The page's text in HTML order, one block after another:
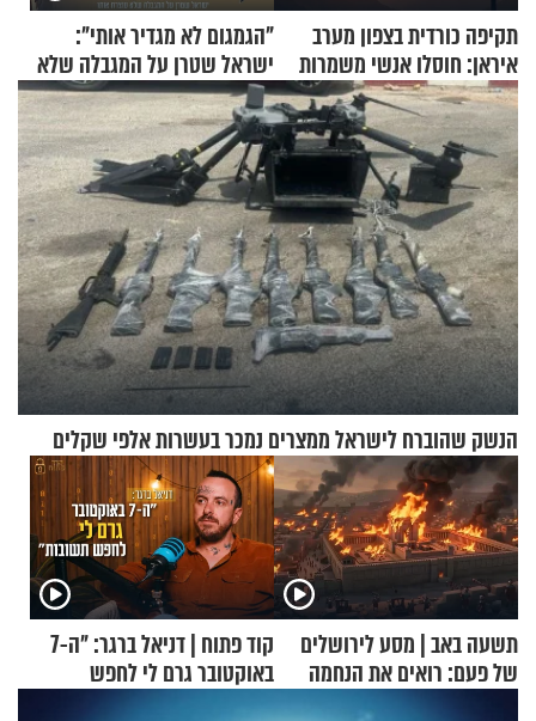
תקיפה כורדית בצפון מערב
איראן: חוסלו אנשי משמרות
המהפכה
"הגמגום לא מגדיר אותי":
ישראל שטרן על המגבלה שלא
עוצרת אותו
הנשק שהוברח לישראל ממצרים נמכר בעשרות אלפי שקלים
תשעה באב | מסע לירושלים
של פעם: רואים את הנחמה
קוד פתוח | דניאל ברגר: "ה-7
באוקטובר גרם לי לחפש
תשובות"